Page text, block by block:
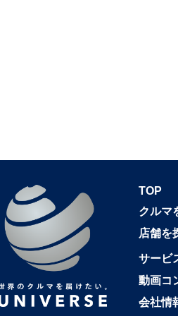
TOP
クルマ
店舗を
サービ
動画コ
会社情